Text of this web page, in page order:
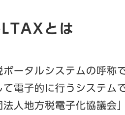
とは
ポータルシステムの呼称
て電子的に行うシステム
法人地方税電子化協議会